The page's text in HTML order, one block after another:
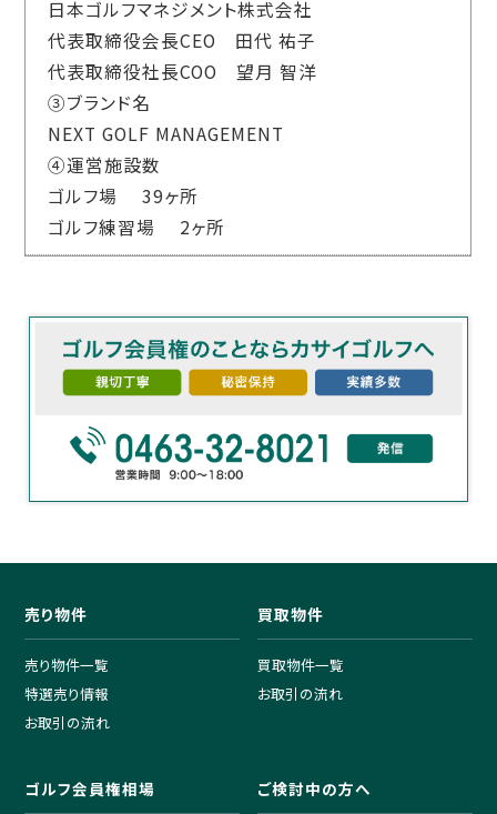
日本ゴルフマネジメント株式会社
代表取締役会長CEO 田代 祐子
代表取締役社長COO 望月 智洋
③ブランド名
NEXT GOLF MANAGEMENT
④運営施設数
ゴルフ場 39ヶ所
ゴルフ練習場 2ヶ所
売り物件
売り物件一覧
特選売り情報
お取引の流れ
買取物件
買取物件一覧
お取引の流れ
ゴルフ会員権相場 ご検討中の方へ